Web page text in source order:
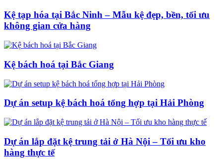
Kệ tạp hóa tại Bắc Ninh – Mẫu kệ đẹp, bền, tối ưu
không gian cửa hàng
Kệ bách hoá tại Bắc Giang
Dự án setup kệ bách hoá tổng hợp tại Hải Phòng
Dự án lắp đặt kệ trung tải ở Hà Nội – Tối ưu kho
hàng thực tế